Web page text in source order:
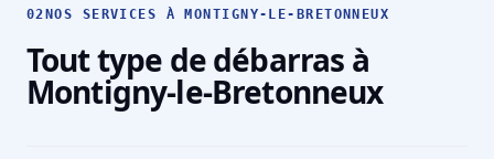
02 NOS SERVICES À MONTIGNY-LE-BRETONNEUX
Tout type de débarras à
Montigny-le-Bretonneux